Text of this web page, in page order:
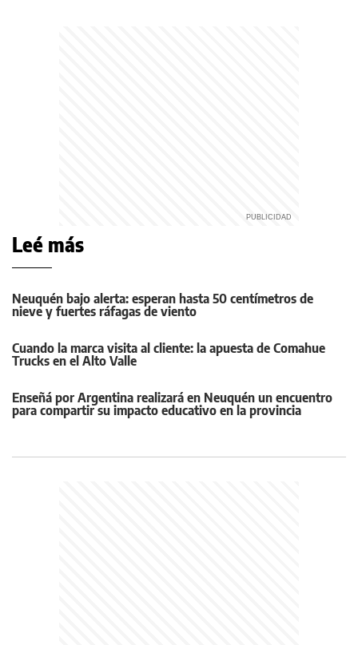
Leé más
Neuquén bajo alerta: esperan hasta 50 centímetros de
nieve y fuertes ráfagas de viento
Cuando la marca visita al cliente: la apuesta de Comahue
Trucks en el Alto Valle
Enseñá por Argentina realizará en Neuquén un encuentro
para compartir su impacto educativo en la provincia